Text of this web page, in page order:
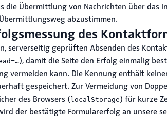
die Übermittlung von Nachrichten über
abzustimmen.
des
serverseitig geprüften Absenden des
), damit die Seite den Erfolg einmalig
vermeiden kann. Die Kennung enthält
gespeichert. Zur Vermeidung von
des Browsers (localStorage) für kurze
der bestätigte Formularerfolg an unsere